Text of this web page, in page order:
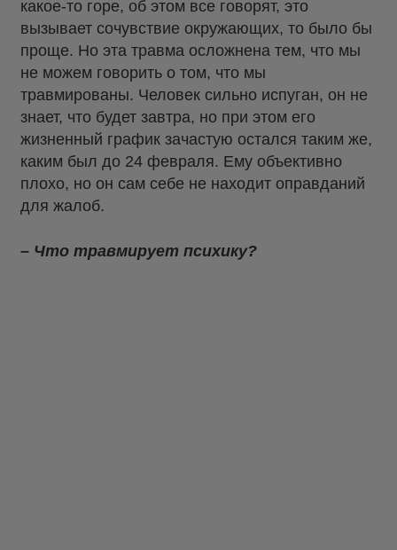
какое-то горе, об этом все говорят, это
вызывает сочувствие окружающих, то было бы
проще. Но эта травма осложнена тем, что мы
не можем говорить о том, что мы
травмированы. Человек сильно испуган, он не
знает, что будет завтра, но при этом его
жизненный график зачастую остался таким же,
каким был до 24 февраля. Ему объективно
плохо, но он сам себе не находит оправданий
для жалоб.
– Что травмирует психику?